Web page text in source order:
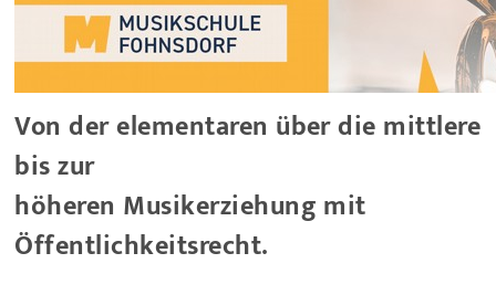
Von der elementaren über die mittlere
bis zur
höheren Musikerziehung mit
Öffentlichkeitsrecht.